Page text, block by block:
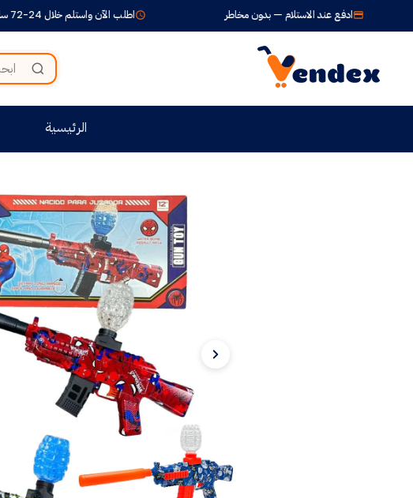
اطلب الآن واستلم خلال 24-72 ساعة ادفع عند الاستلام — بدون مخاطر
الرئيسية